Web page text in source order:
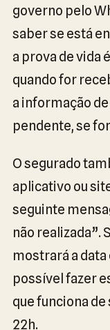
governo pelo
saber se está
a prova de vida
quando for
a informação
pendente, se
O segurado
aplicativo ou
seguinte
não realizada”.
mostrará a data
possível fazer
que funciona de
22h.